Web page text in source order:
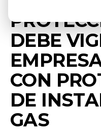
DEBE
CON
DE
GAS